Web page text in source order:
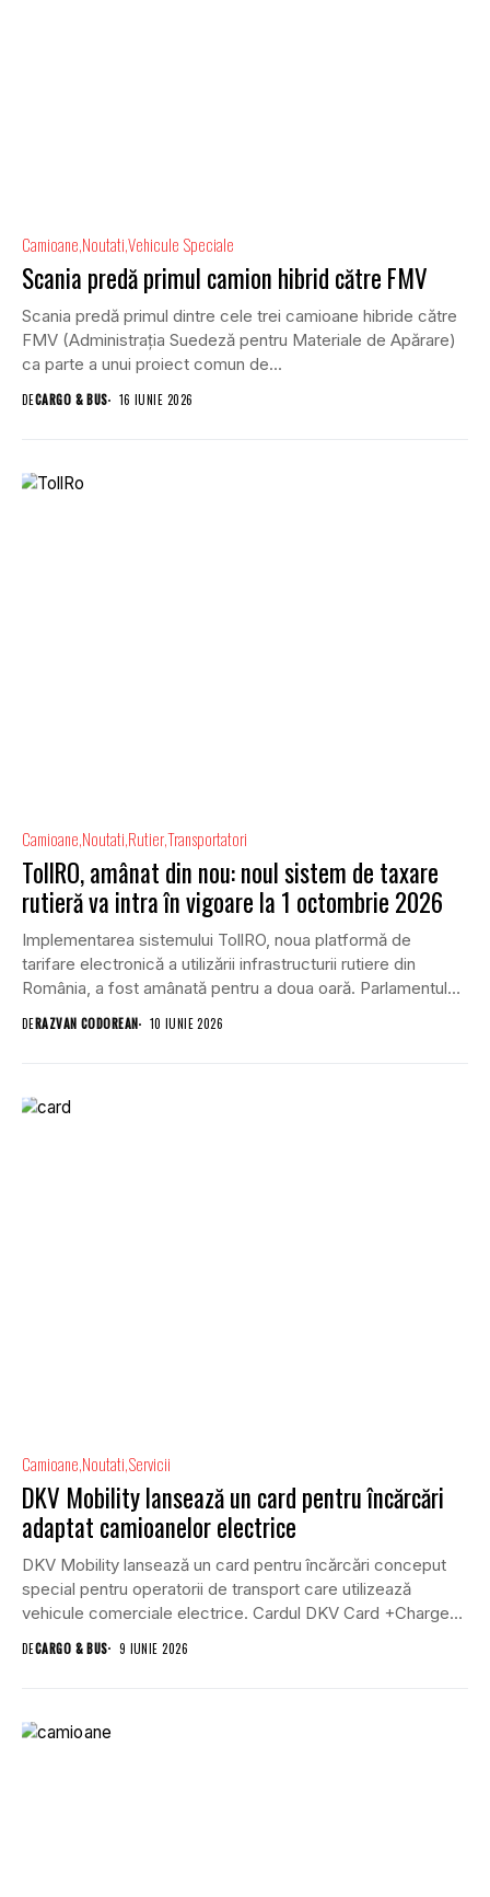
Camioane NoutatiVehicule Speciale
Scania predă primul camion hibrid către FMV
Scania predă primul dintre cele trei camioane hibride către
FMV (Administrația Suedeză pentru Materiale de Apărare)
ca parte a unui proiect comun de...
DECARGO & BUS 16 IUNIE 2026
Camioane Noutati RutierTransportatori
TollRO, amânat din nou: noul sistem de taxare
rutieră va intra în vigoare la 1 octombrie 2026
Implementarea sistemului TollRO, noua platformă de
tarifare electronică a utilizării infrastructurii rutiere din
România, a fost amânată pentru a doua oară. Parlamentul
a...
DERAZVAN CODOREAN 10 IUNIE 2026
Camioane Noutati Servicii
DKV Mobility lansează un card pentru încărcări
adaptat camioanelor electrice
DKV Mobility lansează un card pentru încărcări conceput
special pentru operatorii de transport care utilizează
vehicule comerciale electrice. Cardul DKV Card +Charge
DECARGO & BUS 9 IUNIE 2026